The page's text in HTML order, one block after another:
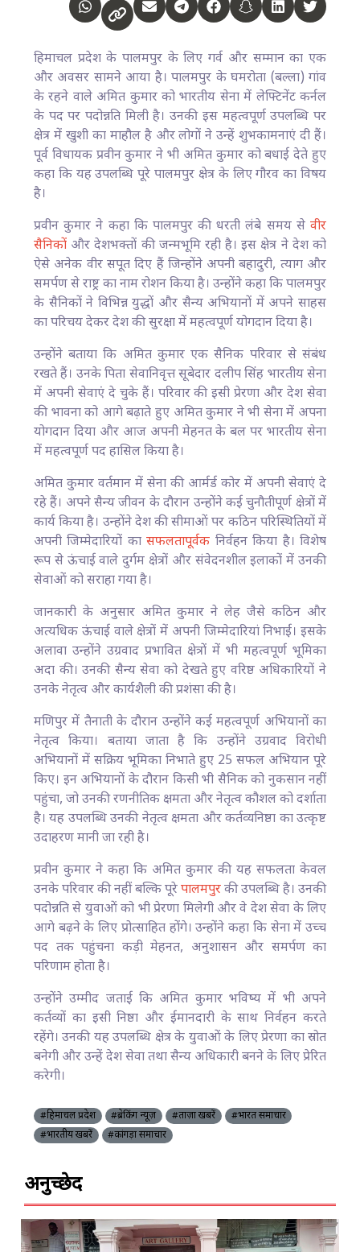
हिमाचल प्रदेश के पालमपुर के लिए गर्व और सम्मान का एक
और अवसर सामने आया है। पालमपुर के घमरोता (बल्ला) गांव
के रहने वाले अमित कुमार को भारतीय सेना में लेफ्टिनेंट कर्नल
के पद पर पदोन्नति मिली है। उनकी इस महत्वपूर्ण उपलब्धि पर
क्षेत्र में खुशी का माहौल है और लोगों ने उन्हें शुभकामनाएं दी हैं।
पूर्व विधायक प्रवीन कुमार ने भी अमित कुमार को बधाई देते हुए
कहा कि यह उपलब्धि पूरे पालमपुर क्षेत्र के लिए गौरव का विषय
है।
प्रवीन कुमार ने कहा कि पालमपुर की धरती लंबे समय से वीर
सैनिकों और देशभक्तों की जन्मभूमि रही है। इस क्षेत्र ने देश को
ऐसे अनेक वीर सपूत दिए हैं जिन्होंने अपनी बहादुरी, त्याग और
समर्पण से राष्ट्र का नाम रोशन किया है। उन्होंने कहा कि पालमपुर
के सैनिकों ने विभिन्न युद्धों और सैन्य अभियानों में अपने साहस
का परिचय देकर देश की सुरक्षा में महत्वपूर्ण योगदान दिया है।
उन्होंने बताया कि अमित कुमार एक सैनिक परिवार से संबंध
रखते हैं। उनके पिता सेवानिवृत्त सूबेदार दलीप सिंह भारतीय सेना
में अपनी सेवाएं दे चुके हैं। परिवार की इसी प्रेरणा और देश सेवा
की भावना को आगे बढ़ाते हुए अमित कुमार ने भी सेना में अपना
योगदान दिया और आज अपनी मेहनत के बल पर भारतीय सेना
में महत्वपूर्ण पद हासिल किया है।
अमित कुमार वर्तमान में सेना की आर्मर्ड कोर में अपनी सेवाएं दे
रहे हैं। अपने सैन्य जीवन के दौरान उन्होंने कई चुनौतीपूर्ण क्षेत्रों में
कार्य किया है। उन्होंने देश की सीमाओं पर कठिन परिस्थितियों में
अपनी जिम्मेदारियों कासफलतापूर्वक निर्वहन किया है। विशेष
रूप से ऊंचाई वाले दुर्गम क्षेत्रों और संवेदनशील इलाकों में उनकी
सेवाओं को सराहा गया है।
जानकारी के अनुसार अमित कुमार ने लेह जैसे कठिन और
अत्यधिक ऊंचाई वाले क्षेत्रों में अपनी जिम्मेदारियां निभाईं। इसके
अलावा उन्होंने उग्रवाद प्रभावित क्षेत्रों में भी महत्वपूर्ण भूमिका
अदा की। उनकी सैन्य सेवा को देखते हुए वरिष्ठ अधिकारियों ने
उनके नेतृत्व और कार्यशैली की प्रशंसा की है।
मणिपुर में तैनाती के दौरान उन्होंने कई महत्वपूर्ण अभियानों का
नेतृत्व किया। बताया जाता है कि उन्होंने उग्रवाद विरोधी
अभियानों में सक्रिय भूमिका निभाते हुए 25 सफल अभियान पूरे
किए। इन अभियानों के दौरान किसी भी सैनिक को नुकसान नहीं
पहुंचा, जो उनकी रणनीतिक क्षमता और नेतृत्व कौशल को दर्शाता
है। यह उपलब्धि उनकी नेतृत्व क्षमता और कर्तव्यनिष्ठा का उत्कृष्ट
उदाहरण मानी जा रही है।
प्रवीन कुमार ने कहा कि अमित कुमार की यह सफलता केवल
उनके परिवार की नहीं बल्कि पूरेपालमपुरकी उपलब्धि है। उनकी
पदोन्नति से युवाओं को भी प्रेरणा मिलेगी और वे देश सेवा के लिए
आगे बढ़ने के लिए प्रोत्साहित होंगे। उन्होंने कहा कि सेना में उच्च
पद तक पहुंचना कड़ी मेहनत, अनुशासन और समर्पण का
परिणाम होता है।
उन्होंने उम्मीद जताई कि अमित कुमार भविष्य में भी अपने
कर्तव्यों का इसी निष्ठा और ईमानदारी के साथ निर्वहन करते
रहेंगे। उनकी यह उपलब्धि क्षेत्र के युवाओं के लिए प्रेरणा का स्रोत
बनेगी और उन्हें देश सेवा तथा सैन्य अधिकारी बनने के लिए प्रेरित
करेगी।
#हिमाचल प्रदेश #ब्रेकिंग न्यूज़ #ताज़ा खबरें
#भारत समाचार
#भारतीय खबरें
#कांगड़ा समाचार
अनुच्छेद